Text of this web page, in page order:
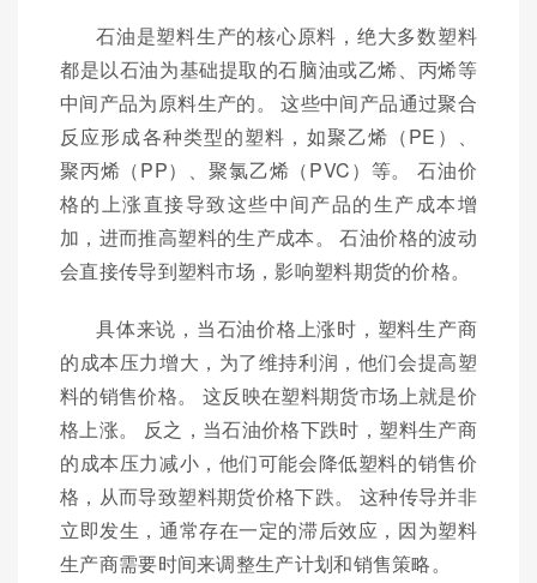
石油是塑料生产的核心原料，绝大多数塑料
都是以石油为基础提取的石脑油或乙烯、丙烯等
中间产品为原料生产的。 这些中间产品通过聚合
反应形成各种类型的塑料，如聚乙烯（PE）、
聚丙烯（PP）、聚氯乙烯（PVC）等。 石油价
格的上涨直接导致这些中间产品的生产成本增
加，进而推高塑料的生产成本。 石油价格的波动
会直接传导到塑料市场，影响塑料期货的价格。
具体来说，当石油价格上涨时，塑料生产商
的成本压力增大，为了维持利润，他们会提高塑
料的销售价格。 这反映在塑料期货市场上就是价
格上涨。 反之，当石油价格下跌时，塑料生产商
的成本压力减小，他们可能会降低塑料的销售价
格，从而导致塑料期货价格下跌。 这种传导并非
立即发生，通常存在一定的滞后效应，因为塑料
生产商需要时间来调整生产计划和销售策略。